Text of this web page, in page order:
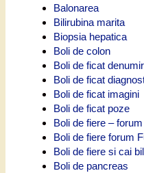
Balonarea
Bilirubina marita
Biopsia hepatica
Boli de colon
Boli de ficat
Boli de ficat
Boli de ficat imagini
Boli de ficat poze
Boli de fiere – forum
Boli de fiere forum
Boli de fiere si cai
Boli de pancreas